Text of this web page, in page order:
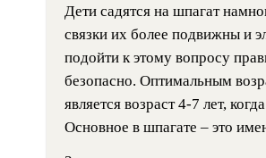
Дети садятся на шпагат
связки их более подвижны и
подойти к этому вопросу
безопасно. Оптимальным
является возраст 4-7 лет,
Основное в шпагате – это